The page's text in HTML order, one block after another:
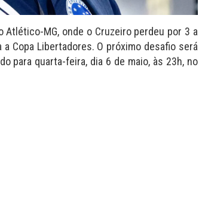
MG, onde o Cruzeiro perdeu por 3 a
Copa Libertadores. O próximo desafio será
para quarta-feira, dia 6 de maio, às 23h, no